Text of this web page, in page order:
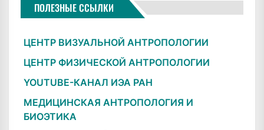
ПОЛЕЗНЫЕ ССЫЛКИ
ЦЕНТР ВИЗУАЛЬНОЙ АНТРОПОЛОГИИ
ЦЕНТР ФИЗИЧЕСКОЙ АНТРОПОЛОГИИ
YOUTUBE-КАНАЛ ИЭА РАН
МЕДИЦИНСКАЯ АНТРОПОЛОГИЯ И
БИОЭТИКА